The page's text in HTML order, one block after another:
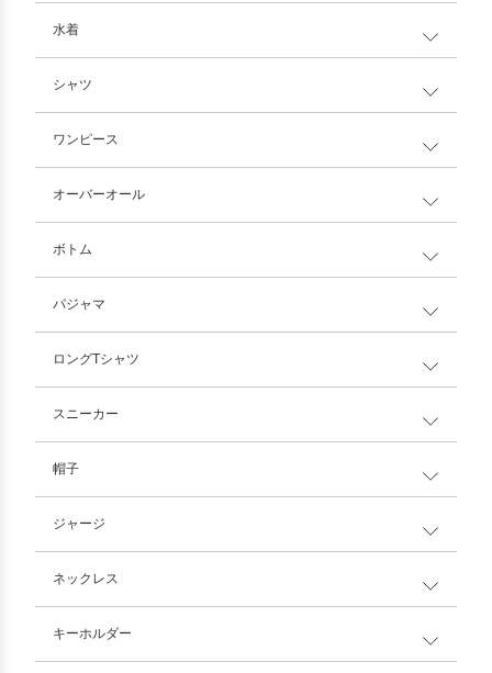
水着
シャツ
ワンピース
オーバーオール
ボトム
パジャマ
ロングTシャツ
スニーカー
帽子
ジャージ
ネックレス
キーホルダー